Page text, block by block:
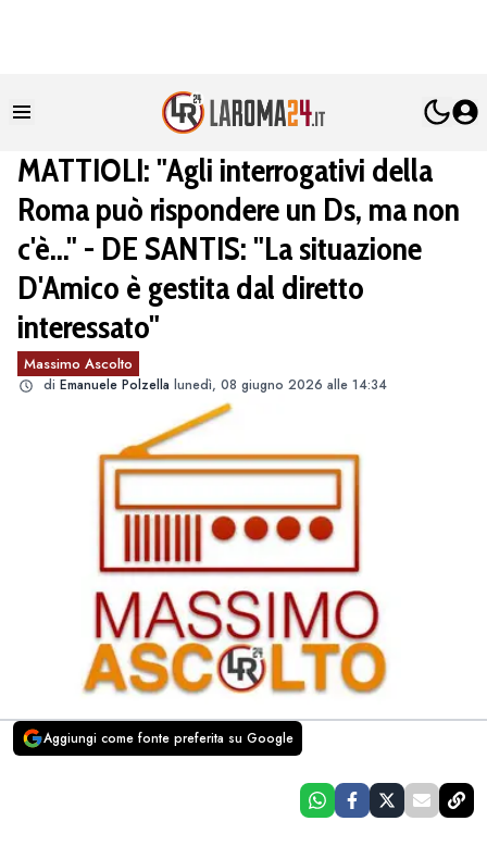
MATTIOLI: "Agli interrogativi della
Roma può rispondere un Ds, ma non
c'è..." - DE SANTIS: "La situazione
D'Amico è gestita dal diretto
interessato"
Massimo Ascolto
di Emanuele Polzella lunedì, 08 giugno 2026 alle 14:34
Aggiungi come fonte preferita su Google